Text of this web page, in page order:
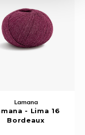
Lamana
- Lima 16
Bordeaux